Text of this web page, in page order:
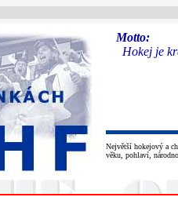
Motto:
Hokej je
Největší hokejový a
věku, pohlaví,